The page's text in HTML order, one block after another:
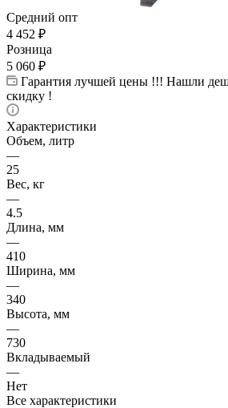
Средний опт
4 452 ₽
Розница
5 060 ₽
Гарантия лучшей цены !!! Нашли
скидку !
Характеристики
Объем, литр
—
25
Вес, кг
—
4.5
Длина, мм
—
410
Ширина, мм
—
340
Высота, мм
—
730
Вкладываемый
—
Нет
Все характеристики